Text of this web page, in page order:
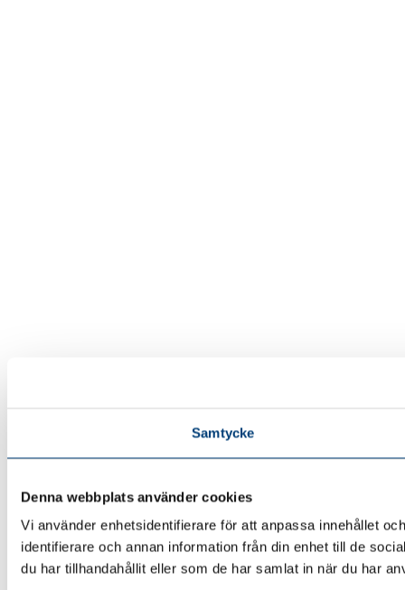
Samtycke
Denna webbplats använder cookies
Vi använder enhetsidentifierare för att anpassa innehållet
identifierare och annan information från din enhet till de
du har tillhandahållit eller som de har samlat in när du har